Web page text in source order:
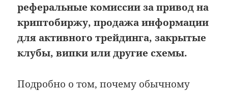
реферальные комиссии за привод на
криптобиржу, продажа информации
для активного трейдинга, закрытые
клубы, випки или другие схемы.
Подробно о том, почему обычному